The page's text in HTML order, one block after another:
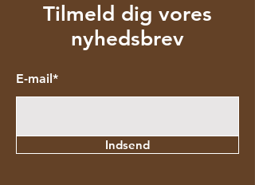
Tilmeld dig vores
nyhedsbrev
E-mail*
Indsend